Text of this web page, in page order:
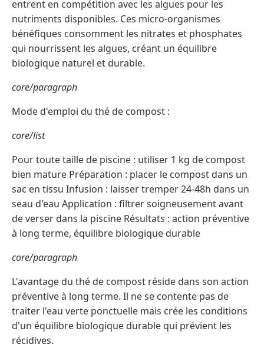
entrent en compétition avec les algues pour les
nutriments disponibles. Ces micro-organismes
bénéfiques consomment les nitrates et phosphates
qui nourrissent les algues, créant un équilibre
biologique naturel et durable.
core/paragraph
Mode d'emploi du thé de compost :
core/list
Pour toute taille de piscine : utiliser 1 kg de compost
bien mature Préparation : placer le compost dans un
sac en tissu Infusion : laisser tremper 24-48h dans un
seau d'eau Application : filtrer soigneusement avant
de verser dans la piscine Résultats : action préventive
à long terme, équilibre biologique durable
core/paragraph
L'avantage du thé de compost réside dans son action
préventive à long terme. Il ne se contente pas de
traiter l'eau verte ponctuelle mais crée les conditions
d'un équilibre biologique durable qui prévient les
récidives.